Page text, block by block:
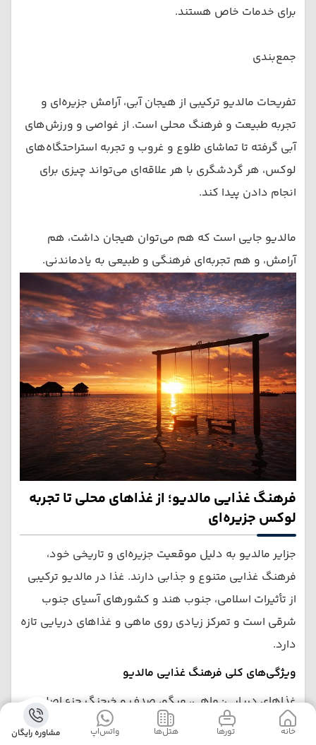
برای خدمات خاص هستند.
جمع‌بندی
تفریحات مالدیو ترکیبی از هیجان آبی، آرامش جزیره‌ای و
تجربه طبیعت و فرهنگ محلی است. از غواصی و ورزش‌های
آبی گرفته تا تماشای طلوع و غروب و تجربه استراحتگاه‌های
لوکس، هر گردشگری با هر علاقه‌ای می‌تواند چیزی برای
انجام دادن پیدا کند.
مالدیو جایی است که هم می‌توان هیجان داشت، هم
آرامش، و هم تجربه‌ای فرهنگی و طبیعی به یادماندنی.
فرهنگ غذایی مالدیو؛ از غذاهای محلی تا تجربه
لوکس جزیره‌ای
جزایر مالدیو به دلیل موقعیت جزیره‌ای و تاریخی خود،
فرهنگ غذایی متنوع و جذابی دارند. غذا در مالدیو ترکیبی
از تأثیرات اسلامی، جنوب هند و کشورهای آسیای جنوب
شرقی است و تمرکز زیادی روی ماهی و غذاهای دریایی تازه
دارد.
ویژگی‌های کلی فرهنگ غذایی مالدیو
غذاهای دریایی: ماهی، میگو، صدف و خرچنگ جزء اصلی
وعده‌ها هستند
خانه ‌‌ تور‌ها ‌هتل‌ها واتس‌اپ مشاوره رایگان